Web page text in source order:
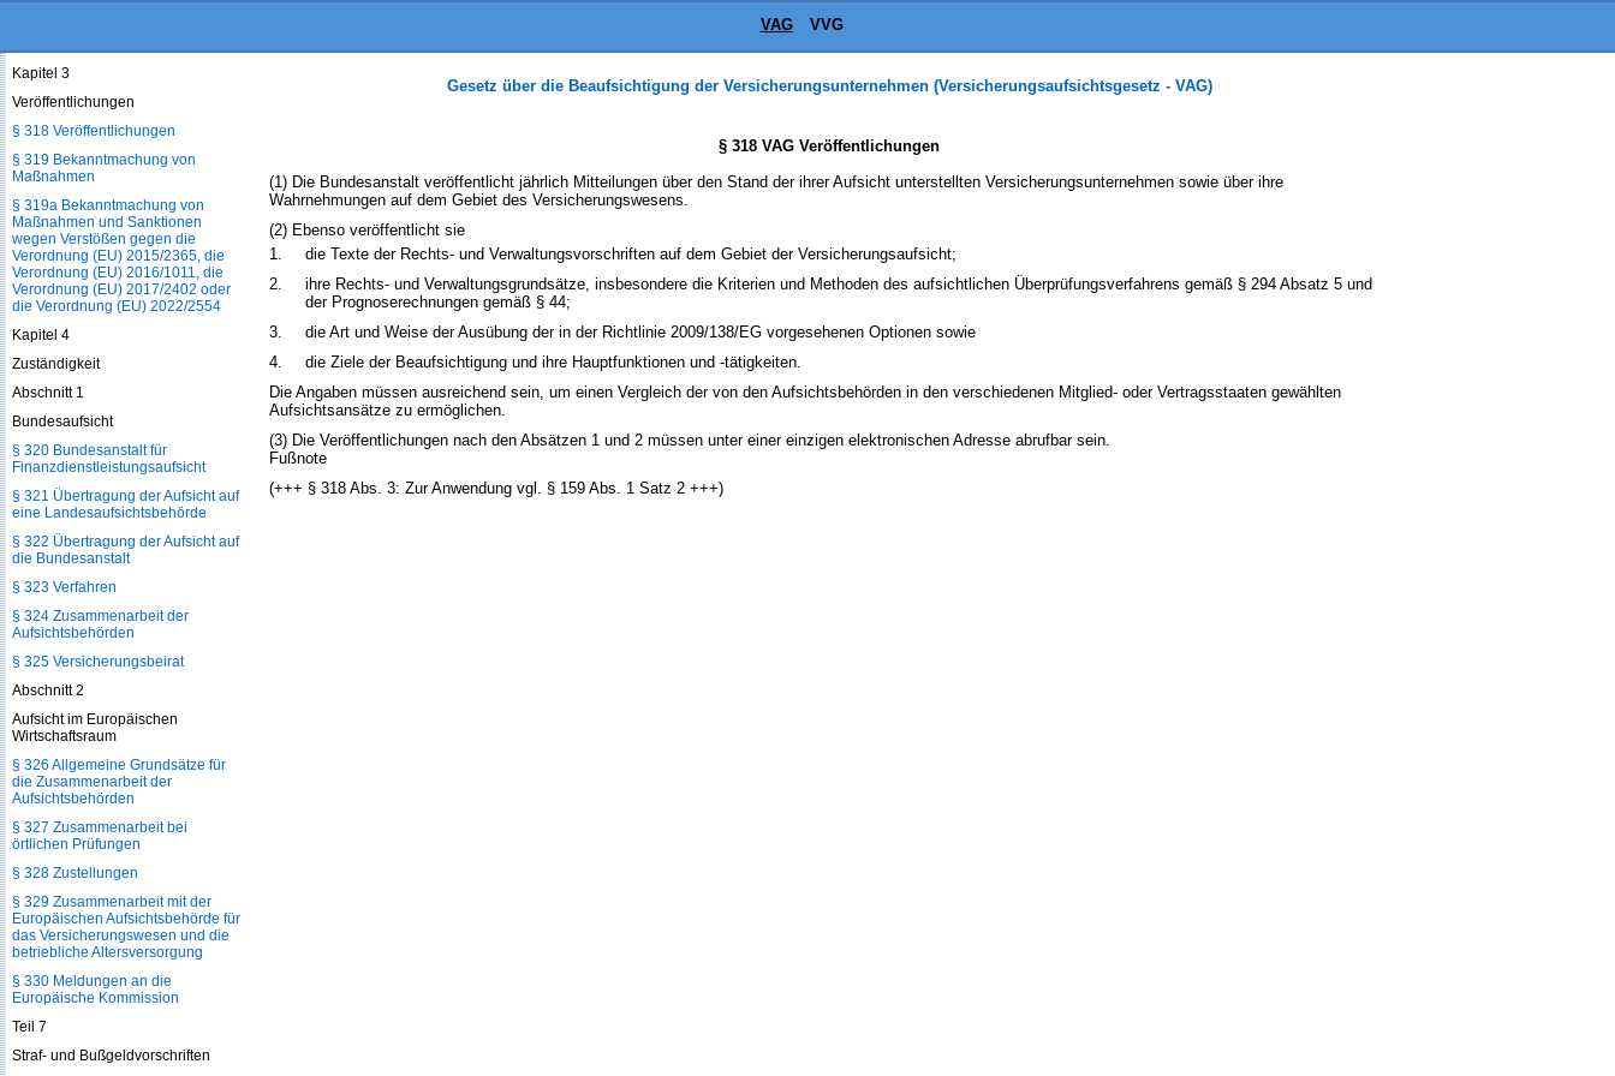
VAG VVG
Gesetz über die Beaufsichtigung der Versicherungsunternehmen (Versicherungsaufsichtsgesetz - VAG)
§ 318 VAG Veröffentlichungen
(1) Die Bundesanstalt veröffentlicht jährlich Mitteilungen über den Stand der ihrer Aufsicht unterstellten Versicherungsunternehmen sowie über ihre
Wahrnehmungen auf dem Gebiet des Versicherungswesens.
(2) Ebenso veröffentlicht sie
1.
die Texte der Rechts- und Verwaltungsvorschriften auf dem Gebiet der Versicherungsaufsicht;
2.
ihre Rechts- und Verwaltungsgrundsätze, insbesondere die Kriterien und Methoden des aufsichtlichen Überprüfungsverfahrens gemäß § 294 Absatz 5 und
der Prognoserechnungen gemäß § 44;
3.
die Art und Weise der Ausübung der in der Richtlinie 2009/138/EG vorgesehenen Optionen sowie
4.
die Ziele der Beaufsichtigung und ihre Hauptfunktionen und -tätigkeiten.
Die Angaben müssen ausreichend sein, um einen Vergleich der von den Aufsichtsbehörden in den verschiedenen Mitglied- oder Vertragsstaaten gewählten
Aufsichtsansätze zu ermöglichen.
(3) Die Veröffentlichungen nach den Absätzen 1 und 2 müssen unter einer einzigen elektronischen Adresse abrufbar sein.
Fußnote
(+++ § 318 Abs. 3: Zur Anwendung vgl. § 159 Abs. 1 Satz 2 +++)
Kapitel 3
Veröffentlichungen
§ 318 Veröffentlichungen
§ 319 Bekanntmachung von
Maßnahmen
§ 319a Bekanntmachung von
Maßnahmen und Sanktionen
wegen Verstößen gegen die
Verordnung (EU) 2015/2365, die
Verordnung (EU) 2016/1011, die
Verordnung (EU) 2017/2402 oder
die Verordnung (EU) 2022/2554
Kapitel 4
Zuständigkeit
Abschnitt 1
Bundesaufsicht
§ 320 Bundesanstalt für
Finanzdienstleistungsaufsicht
§ 321 Übertragung der Aufsicht auf
eine Landesaufsichtsbehörde
§ 322 Übertragung der Aufsicht auf
die Bundesanstalt
§ 323 Verfahren
§ 324 Zusammenarbeit der
Aufsichtsbehörden
§ 325 Versicherungsbeirat
Abschnitt 2
Aufsicht im Europäischen
Wirtschaftsraum
§ 326 Allgemeine Grundsätze für
die Zusammenarbeit der
Aufsichtsbehörden
§ 327 Zusammenarbeit bei
örtlichen Prüfungen
§ 328 Zustellungen
§ 329 Zusammenarbeit mit der
Europäischen Aufsichtsbehörde für
das Versicherungswesen und die
betriebliche Altersversorgung
§ 330 Meldungen an die
Europäische Kommission
Teil 7
Straf- und Bußgeldvorschriften